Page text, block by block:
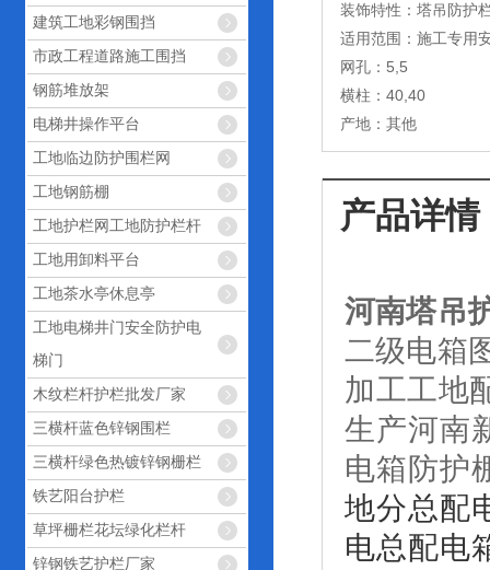
建筑工地彩钢围挡
市政工程道路施工围挡
钢筋堆放架
电梯井操作平台
工地临边防护围栏网
工地钢筋棚
工地护栏网工地防护栏杆
工地用卸料平台
工地茶水亭休息亭
工地电梯井门安全防护电
梯门
木纹栏杆护栏批发厂家
三横杆蓝色锌钢围栏
三横杆绿色热镀锌钢栅栏
铁艺阳台护栏
草坪栅栏花坛绿化栏杆
锌钢铁艺护栏厂家
装饰特性：塔吊防护
适用范围：施工专用
网孔：5,5
横柱：40,40
产地：其他
产品详情
河南塔吊
二级电箱
加工工地
生产河南
电箱防护
地分总配
电总配电